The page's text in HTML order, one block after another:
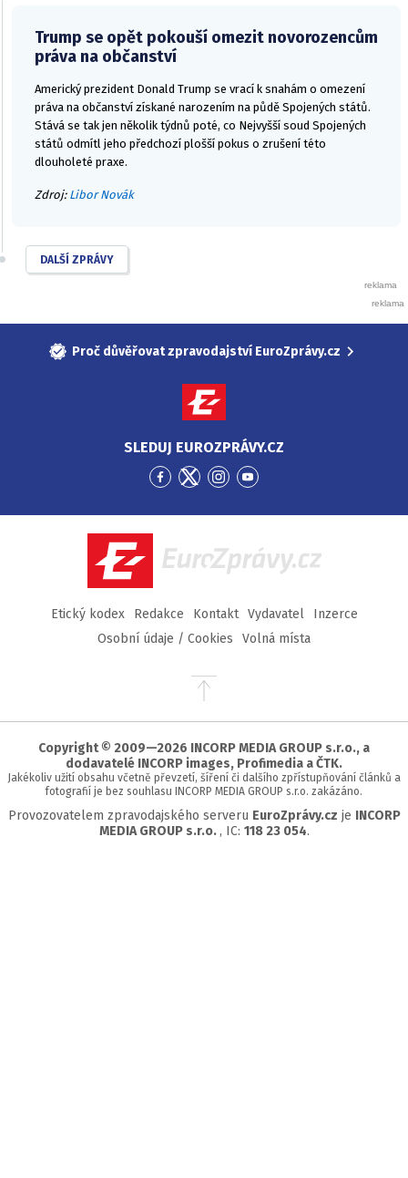
Trump se opět pokouší omezit novorozencům
práva na občanství
Americký prezident Donald Trump se vrací k snahám o omezení
práva na občanství získané narozením na půdě Spojených států.
Stává se tak jen několik týdnů poté, co Nejvyšší soud Spojených
států odmítl jeho předchozí plošší pokus o zrušení této
dlouholeté praxe.
Zdroj: Libor Novák
DALŠÍ ZPRÁVY
Proč důvěřovat zpravodajství EuroZprávy.cz
SLEDUJ EUROZPRÁVY.CZ
Přejít
Facebook
Přejít
Twitter
Přejít
Instagram
Přejít
YouTube
EuroZprávy.cz
Etický kodex Redakce Kontakt Vydavatel
Inzerce
Osobní údaje / Cookies
Volná místa
Přejít
stránky
Copyright © 2009—2026 INCORP MEDIA GROUP s.r.o., a
dodavatelé INCORP images, Profimedia a ČTK.
Jakékoliv užití obsahu včetně převzetí, šíření či dalšího zpřístupňování článků a
fotografií je bez souhlasu INCORP MEDIA GROUP s.r.o. zakázáno.
Provozovatelem zpravodajského serveru EuroZprávy.cz je INCORP
MEDIA GROUP s.r.o. , IC: 118 23 054.